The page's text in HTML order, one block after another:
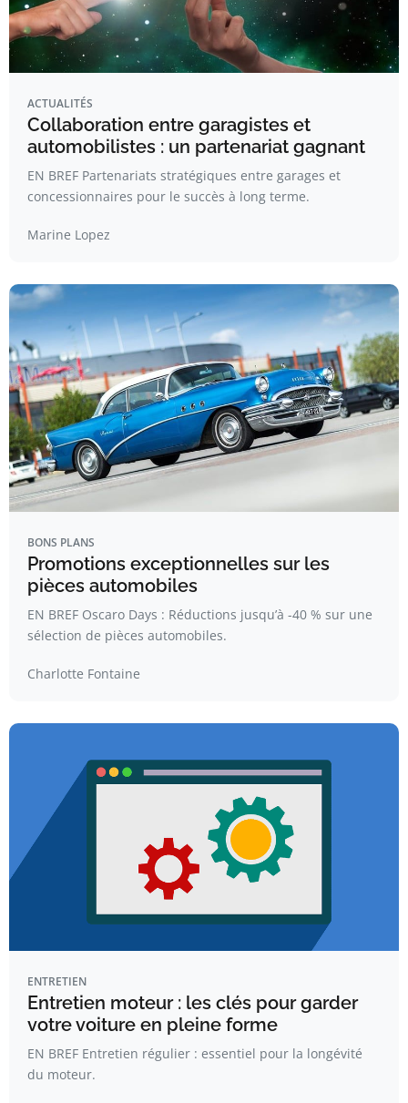
ACTUALITÉS
Collaboration entre garagistes et
automobilistes : un partenariat gagnant
EN BREF Partenariats stratégiques entre garages et
concessionnaires pour le succès à long terme.
Marine Lopez
BONS PLANS
Promotions exceptionnelles sur les
pièces automobiles
EN BREF Oscaro Days : Réductions jusqu’à -40 % sur une
sélection de pièces automobiles.
Charlotte Fontaine
ENTRETIEN
Entretien moteur : les clés pour garder
votre voiture en pleine forme
EN BREF Entretien régulier : essentiel pour la longévité
du moteur.